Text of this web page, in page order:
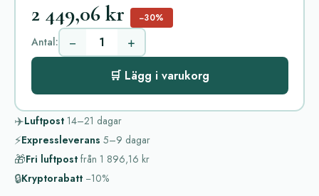
2 449,06 kr −30%
Antal: − +
🛒 Lägg i varukorg
✈️Luftpost 14–21 dagar
⚡Expressleverans 5–9 dagar
🎁Fri luftpost från 1 896,16 kr
🔒Kryptorabatt −10%